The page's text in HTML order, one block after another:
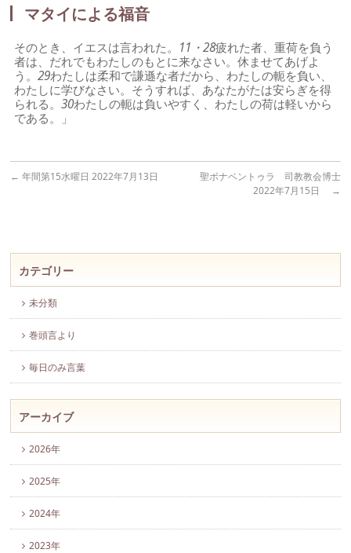
マタイによる福音
そのとき、イエスは言われた。 11・28疲れた者、重荷を負う
者は、だれでもわたしのもとに来なさい。休ませてあげよ
う。29わたしは柔和で謙遜な者だから、わたしの軛を負い、
わたしに学びなさい。そうすれば、あなたがたは安らぎを得
られる。30わたしの軛は負いやすく、わたしの荷は軽いから
である。」
← 年間第15水曜日 2022年7月13日
聖ボナベントゥラ 司教教会博士
2022年7月15日
→
カテゴリー
未分類
巻頭言より
毎日のみ言葉
アーカイブ
2026年
2025年
2024年
2023年